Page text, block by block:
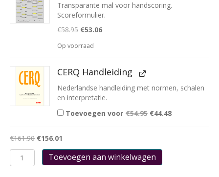
Transparante mal voor handscoring.
Scoreformulier.
€58.95 Oorspronkelijke
was:
€53.06Huidige
Op voorraad
CERQ Handleiding
Nederlandse handleiding met normen, schalen
en interpretatie.
Toevoegen voor €54.95 Oorspronkelijke
prijs
€44.48Huidige
prijs
€161.90 €156.01
CERQ
Jeugd
Toevoegen aan winkelwagen